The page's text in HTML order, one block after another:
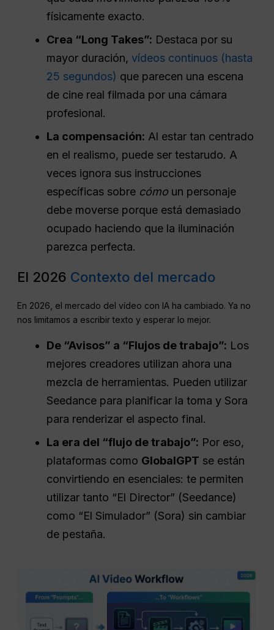
físicamente exacto.
Crea “Long Takes”: Destaca por su
mayor duración,vídeos continuos (hasta
25 segundos) que parecen una escena
de cine real filmada por una cámara
profesional.
La compensación: Al estar tan centrado
en el realismo, puede ser testarudo. A
veces ignora sus instrucciones
específicas sobre cómo un personaje
debe moverse porque está demasiado
ocupado haciendo que la iluminación
parezca perfecta.
El 2026 Contexto del mercado
En 2026, el mercado del vídeo con IA ha cambiado. Ya no
nos limitamos a escribir texto y esperar lo mejor.
De “Avisos” a “Flujos de trabajo”: Los
mejores creadores utilizan ahora una
mezcla de herramientas. Pueden utilizar
Seedance para planificar la toma y Sora
para renderizar el aspecto final.
La era del “flujo de trabajo”: Por eso,
plataformas como GlobalGPT se están
convirtiendo en esenciales: te permiten
utilizar tanto “El Director” (Seedance)
como “El Simulador” (Sora) sin cambiar
de pestaña.